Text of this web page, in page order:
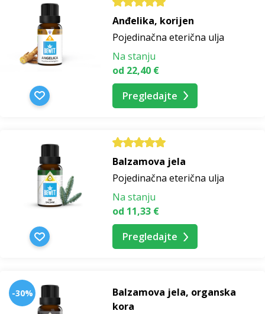
Anđelika, korijen
Pojedinačna eterična ulja
Na stanju
od 22,40 €
Pregledajte
Balzamova jela
Pojedinačna eterična ulja
Na stanju
od 11,33 €
Pregledajte
-30%
Balzamova jela, organska
kora